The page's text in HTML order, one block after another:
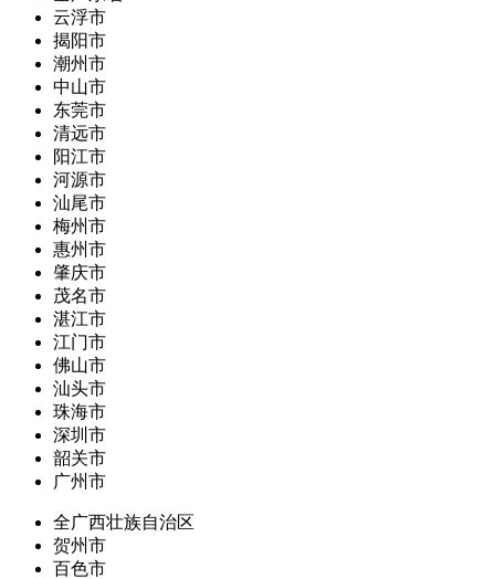
云浮市
揭阳市
潮州市
中山市
东莞市
清远市
阳江市
河源市
汕尾市
梅州市
惠州市
肇庆市
茂名市
湛江市
江门市
佛山市
汕头市
珠海市
深圳市
韶关市
广州市
全广西壮族自治区
贺州市
百色市